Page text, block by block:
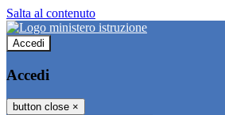
Salta al contenuto
Accedi
Accedi
button close ×